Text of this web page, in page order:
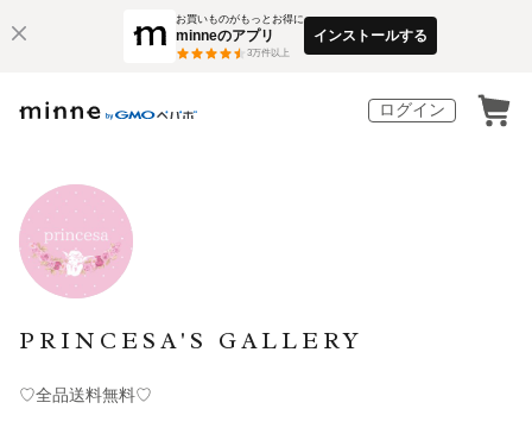
お買いものがもっとお得に
minneのアプリ
3万件以上
インストールする
ログイン
PRINCESA'S GALLERY
♡全品送料無料♡